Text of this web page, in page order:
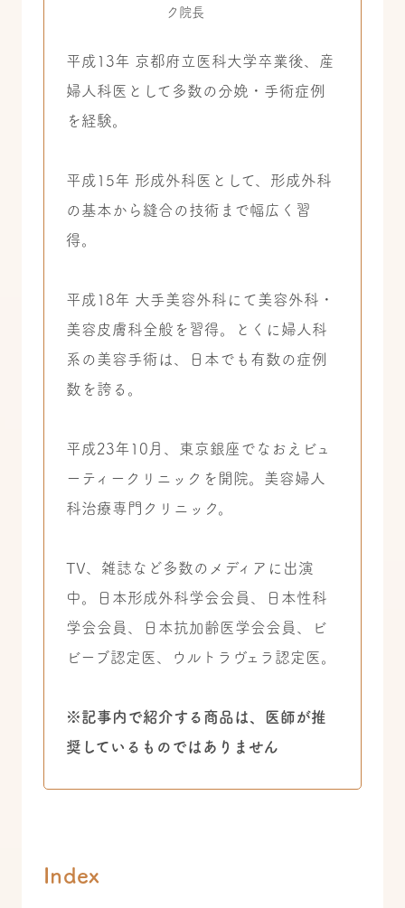
ク院長
平成13年 京都府立医科大学卒業後、産
婦人科医として多数の分娩・手術症例
を経験。
平成15年 形成外科医として、形成外科
の基本から縫合の技術まで幅広く習
得。
平成18年 大手美容外科にて美容外科・
美容皮膚科全般を習得。とくに婦人科
系の美容手術は、日本でも有数の症例
数を誇る。
平成23年10月、東京銀座でなおえビュ
ーティークリニックを開院。美容婦人
科治療専門クリニック。
TV、雑誌など多数のメディアに出演
中。日本形成外科学会会員、日本性科
学会会員、日本抗加齢医学会会員、ビ
ビーブ認定医、ウルトラヴェラ認定医。
※記事内で紹介する商品は、医師が推
奨しているものではありません
Index